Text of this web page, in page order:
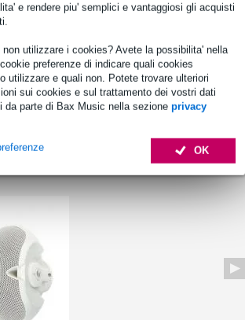
e rendere piu' semplici e vantaggiosi gli acquisti
non utilizzare i cookies? Avete la possibilita' nella
preferenze di indicare quali cookies
utilizzare e quali non. Potete trovare ulteriori
sui cookies e sul trattamento dei vostri dati
da parte di Bax Music nella sezione privacy
OK
prodotto
6.2
alle intemperie
62 Hz - 20 kHz